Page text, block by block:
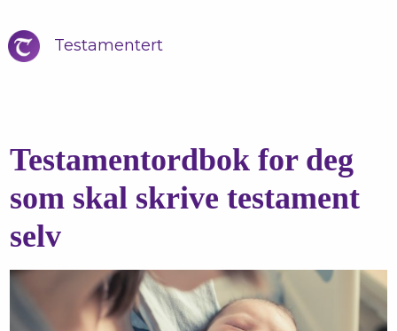
Testamentert
Testamentordbok for deg
som skal skrive testament
selv